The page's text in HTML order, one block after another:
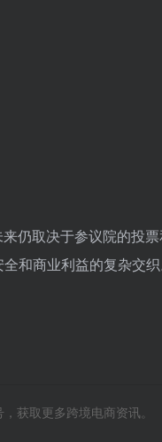
仍取决于参议院的投票
和商业利益的复杂交织
获取更多跨境电商资讯。